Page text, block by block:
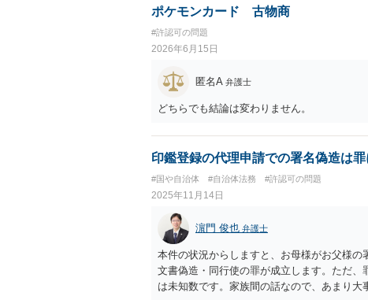
本件は親族間の揉め事を内容とするもので
父親から長期間の性的暴行を受けていたこと
で、心理的理由が全く考慮されないわけで
う評価を受けてしまうのではないかと危惧
を慎重に検討する必要があると思われます
う。
ポケモンカード 古物商
#許認可の問題
2026年6月15日
匿名A 弁護士
どちらでも結論は変わりません。
印鑑登録の代理申請での署名偽造は
#国や自治体 #自治体法務 #許認可の問題
2025年11月14日
濵門 俊也 弁護士
本件の状況からしますと、お母様がお父様
文書偽造・同行使の罪が成立します。ただ
は未知数です。家族間の話なので、あまり大